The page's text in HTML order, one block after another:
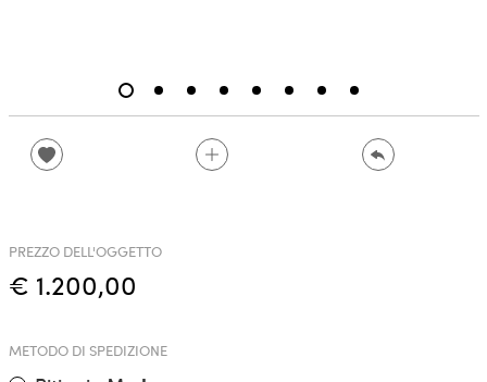
PREZZO DELL'OGGETTO
€ 1.200,00
METODO DI SPEDIZIONE